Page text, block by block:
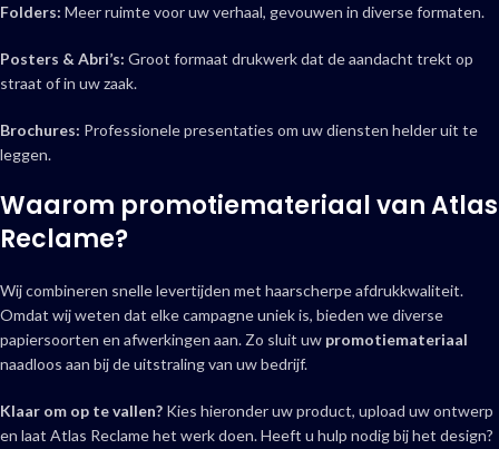
Folders: Meer ruimte voor uw verhaal, gevouwen in diverse formaten.
Posters & Abri’s: Groot formaat drukwerk dat de aandacht trekt op
straat of in uw zaak.
Brochures: Professionele presentaties om uw diensten helder uit te
leggen.
Waarom promotiemateriaal van Atlas
Reclame?
Wij combineren snelle levertijden met haarscherpe afdrukkwaliteit.
Omdat wij weten dat elke campagne uniek is, bieden we diverse
papiersoorten en afwerkingen aan. Zo sluit uw promotiemateriaal
naadloos aan bij de uitstraling van uw bedrijf.
Klaar om op te vallen? Kies hieronder uw product, upload uw ontwerp
en laat Atlas Reclame het werk doen. Heeft u hulp nodig bij het design?